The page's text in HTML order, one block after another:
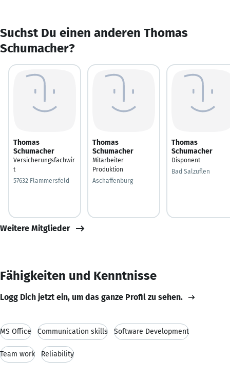
Suchst Du einen anderen Thomas
Schumacher?
Thomas
Schumacher
Versicherungsfachwir
t
57632 Flammersfeld
Thomas
Schumacher
Mitarbeiter
Produktion
Aschaffenburg
Thomas
Schumacher
Disponent
Bad Salzuflen
Weitere Mitglieder
Fähigkeiten und Kenntnisse
Logg Dich jetzt ein, um das ganze Profil zu sehen.
MS Office Communication skills Software Development
Team work Reliability